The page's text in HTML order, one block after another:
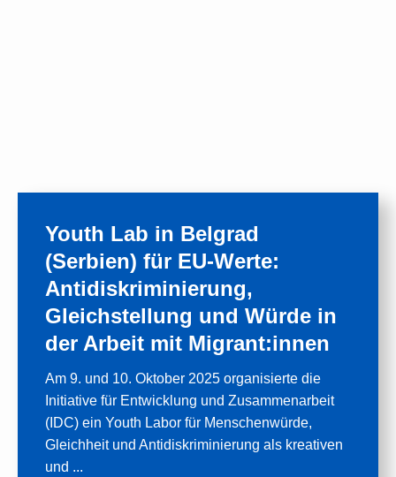
Youth Lab in Belgrad
(Serbien) für EU-Werte:
Antidiskriminierung,
Gleichstellung und Würde in
der Arbeit mit Migrant:innen
Am 9. und 10. Oktober 2025 organisierte die
Initiative für Entwicklung und Zusammenarbeit
(IDC) ein Youth Labor für Menschenwürde,
Gleichheit und Antidiskriminierung als kreativen
und ...